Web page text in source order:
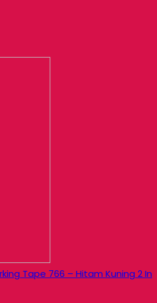
Tape 766 – Hitam Kuning 2 In